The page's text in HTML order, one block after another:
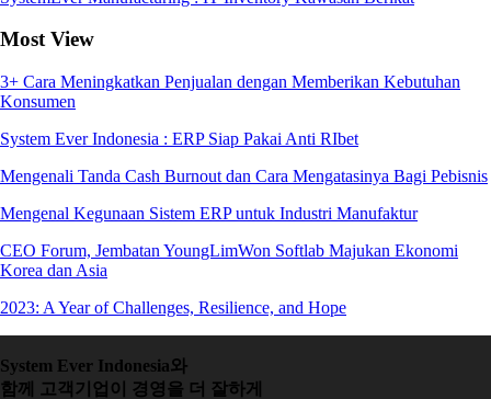
Most View
3+ Cara Meningkatkan Penjualan dengan Memberikan Kebutuhan
Konsumen
System Ever Indonesia : ERP Siap Pakai Anti RIbet
Mengenali Tanda Cash Burnout dan Cara Mengatasinya Bagi Pebisnis
Mengenal Kegunaan Sistem ERP untuk Industri Manufaktur
CEO Forum, Jembatan YoungLimWon Softlab Majukan Ekonomi
Korea dan Asia
2023: A Year of Challenges, Resilience, and Hope
System Ever Indonesia와
함께 고객기업이 경영을 더 잘하게